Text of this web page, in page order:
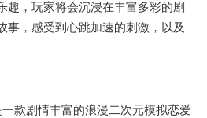
趣，玩家将会沉浸在丰富多彩的剧
事，感受到心跳加速的刺激，以及
款剧情丰富的浪漫二次元模拟恋爱